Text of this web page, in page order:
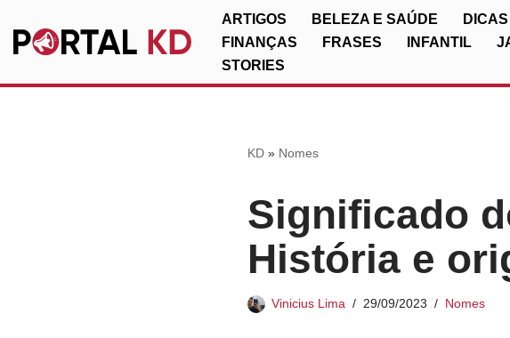
Pular
ARTIGOS BELEZA E SAÚDE DICAS
FINANÇAS
FRASES INFANTIL
STORIES
KD» Nomes
Significado
História e
Vinicius Lima 29/09/2023 Nomes